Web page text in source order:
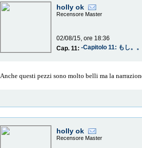
holly ok
Recensore Master
02/08/15, ore 18:36
Cap. 11:-Capitolo 11: もし。。
Anche questi pezzi sono molto belli ma la
holly ok
Recensore Master